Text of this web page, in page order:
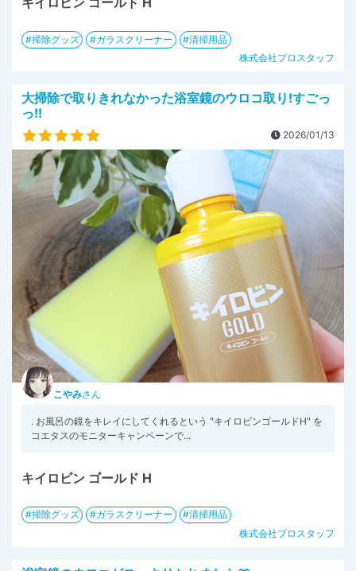
掃除グッズ ガラスクリーナー
清掃用品
株式会社プロスタッフ
大掃除で取りきれなかった浴室鏡のウロコ取り!すごっ
っ!!
2026/01/13
こやみさん
. お風呂の鏡をキレイにしてくれるという "キイロビンゴールドH" を
コエタスのモニターキャンペーンで...
キイロビン ゴールド H
掃除グッズ ガラスクリーナー
清掃用品
株式会社プロスタッフ